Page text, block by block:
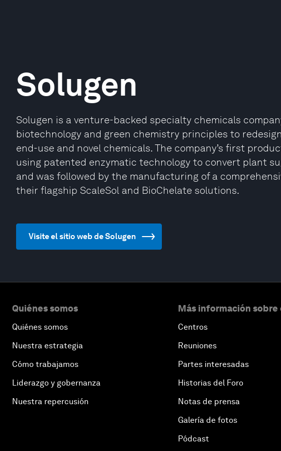
Solugen
Solugen is a venture-backed specialty chemicals
biotechnology and green chemistry principles to
end-use and novel chemicals. The company’s first
using patented enzymatic technology to convert plant
and was followed by the manufacturing of a
their flagship ScaleSol and BioChelate solutions.
Visite el sitio web de Solugen
Quiénes somos
Quiénes somos
Nuestra estrategia
Cómo trabajamos
Liderazgo y gobernanza
Nuestra repercusión
Más información sobre
Centros
Reuniones
Partes interesadas
Historias del Foro
Notas de prensa
Galería de fotos
Pódcast